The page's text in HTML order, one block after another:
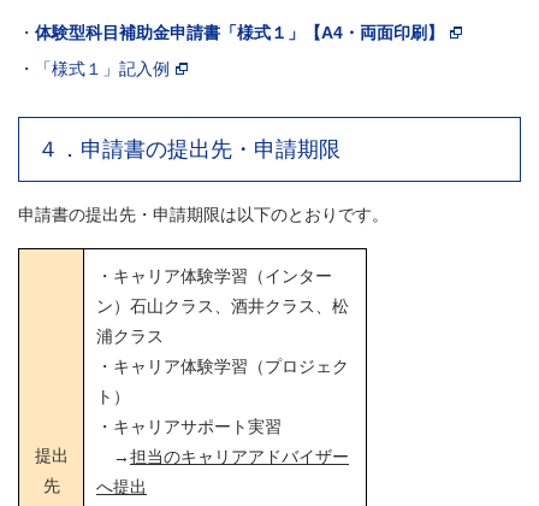
・ 体験型科目補助金申請書「様式１」【A4・両面印刷】
・
「様式１」記入例
４．申請書の提出先・申請期限
申請書の提出先・申請期限は以下のとおりです。
提出
先
・キャリア体験学習（インター
ン）石山クラス、酒井クラス、松
浦クラス
・キャリア体験学習（プロジェク
ト）
・キャリアサポート実習
→担当のキャリアアドバイザー
へ提出